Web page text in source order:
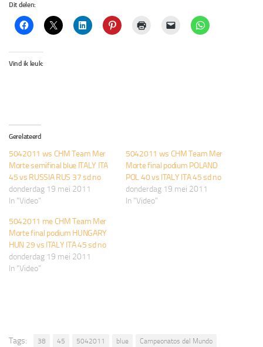
Dit delen:
Vind ik leuk:
Gerelateerd
5042011 ws CHM Team Mer
Morte semifinal blue ITALY ITA
45 vs RUSSIA RUS 37 sd no
donderdag 19 mei 2011
In "Video"
5042011 ws CHM Team Mer
Morte final podium POLAND
POL 40 vs ITALY ITA 45 sd no
donderdag 19 mei 2011
In "Video"
5042011 me CHM Team Mer
Morte final podium HUNGARY
HUN 29 vs ITALY ITA 45 sd no
donderdag 19 mei 2011
In "Video"
Tags: 38 45 5042011 blue
Campeonatos del Mundo